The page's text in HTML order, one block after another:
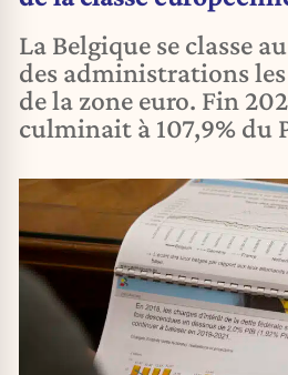
La Belgique se classe
des administrations
de la zone euro. Fin
culminait à 107,9% du